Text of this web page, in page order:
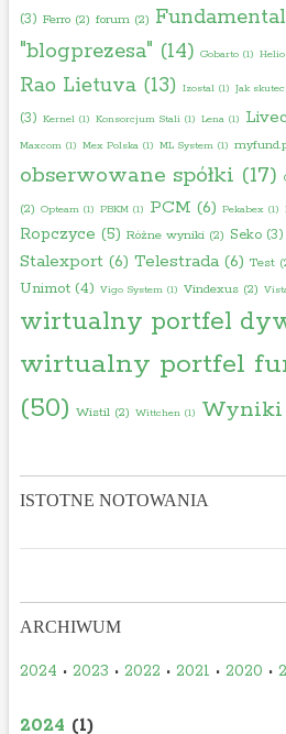
(3) Ferro(2) forum(2)
"blogprezesa" (14) Gobarto(1) Helio
Rao Lietuva(13) Izostal(1) Jak
(3) Kernel(1) Konsorcjum Stali(1) Lena(1)
Maxcom(1) Mex Polska(1) ML System(1)
obserwowane spółki (17)
(2) Opteam(1) PBKM(1) PCM (6) Pekabex(1)
Ropczyce (5) Różne wyniki(2) Seko(3)
Stalexport(6) Telestrada(6) Test
Unimot(4) Vigo System(1) Vindexus(2)
wirtualny portfel
wirtualny portfel
(50) Wistil(2) Wittchen(1)
ISTOTNE NOTOWANIA
ARCHIWUM
2024 • 2023 • 2022 • 2021 • 2020 •
2024 (1)